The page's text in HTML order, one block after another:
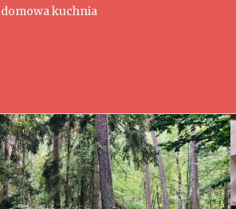
domowa kuchnia